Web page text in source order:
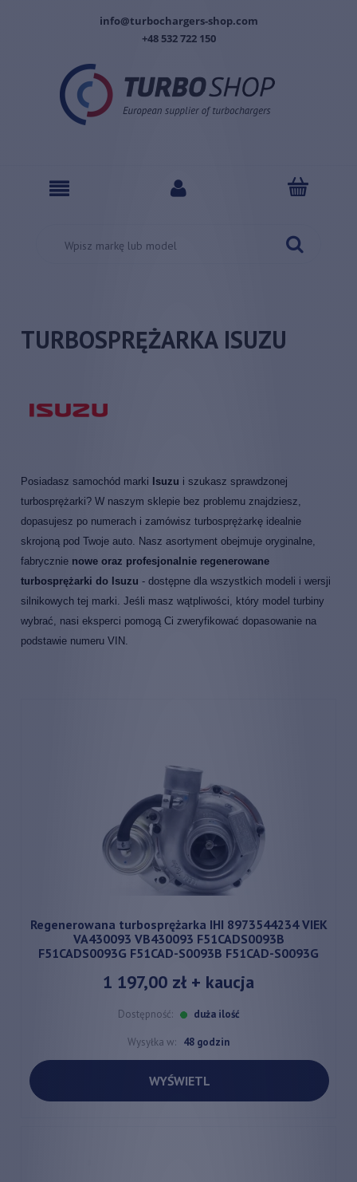
info@turbochargers-shop.com
+48 532 722 150
TURBOSPRĘŻARKA ISUZU
Posiadasz samochód marki Isuzu i szukasz sprawdzonej
turbosprężarki? W naszym sklepie bez problemu znajdziesz,
dopasujesz po numerach i zamówisz turbosprężarkę idealnie
skrojoną pod Twoje auto. Nasz asortyment obejmuje oryginalne,
fabrycznie nowe oraz profesjonalnie regenerowane
turbosprężarki do Isuzu - dostępne dla wszystkich modeli i wersji
silnikowych tej marki. Jeśli masz wątpliwości, który model turbiny
wybrać, nasi eksperci pomogą Ci zweryfikować dopasowanie na
podstawie numeru VIN.
Regenerowana turbosprężarka IHI 8973544234 VIEK
VA430093 VB430093 F51CADS0093B
F51CADS0093G F51CAD-S0093B F51CAD-S0093G
1 197,00 zł + kaucja
Dostępność: duża ilość
Wysyłka w: 48 godzin
WYŚWIETL